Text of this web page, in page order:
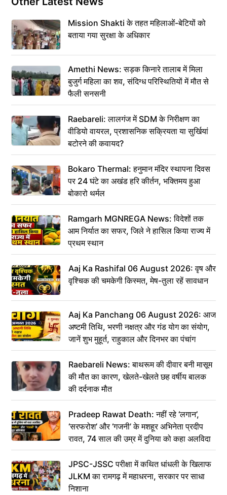
Mission Shakti के तहत महिलाओं-बेटियों को
बताया गया सुरक्षा के अधिकार
Amethi News: सड़क किनारे तालाब में मिला
बुजुर्ग महिला का शव, संदिग्ध परिस्थितियों में मौत से
फैली सनसनी
Raebareli: लालगंज में SDM के निरीक्षण का
वीडियो वायरल, प्रशासनिक सक्रियता या सुर्खियां
बटोरने की कवायद?
Bokaro Thermal: हनुमान मंदिर स्थापना दिवस
पर 24 घंटे का अखंड हरि कीर्तन, भक्तिमय हुआ
बोकारो थर्मल
Ramgarh MGNREGA News: विदेशों तक
आम निर्यात का सफर, जिले ने हासिल किया राज्य में
प्रथम स्थान
Aaj Ka Rashifal 06 August 2026: वृष और
वृश्चिक की चमकेगी किस्मत, मेष-तुला रहें सावधान
Aaj Ka Panchang 06 August 2026: आज
अष्टमी तिथि, भरणी नक्षत्र और गंड योग का संयोग,
जानें शुभ मुहूर्त, राहुकाल और दिनभर का पंचांग
Raebareli News: बाथरूम की दीवार बनी मासूम
की मौत का कारण, खेलते-खेलते छह वर्षीय बालक
की दर्दनाक मौत
Pradeep Rawat Death: नहीं रहे ‘लगान’,
‘सरफरोश’ और ‘गजनी’ के मशहूर अभिनेता प्रदीप
रावत, 74 साल की उम्र में दुनिया को कहा अलविदा
JPSC-JSSC परीक्षा में कथित धांधली के खिलाफ
JLKM का रामगढ़ में महाधरना, सरकार पर साधा
निशाना